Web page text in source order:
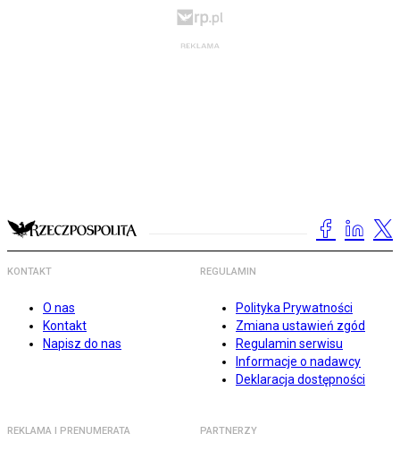
KONTAKT
O nas
Kontakt
Napisz do nas
REGULAMIN
Polityka Prywatności
Zmiana ustawień zgód
Regulamin serwisu
Informacje o nadawcy
Deklaracja dostępności
REKLAMA I PRENUMERATA PARTNERZY